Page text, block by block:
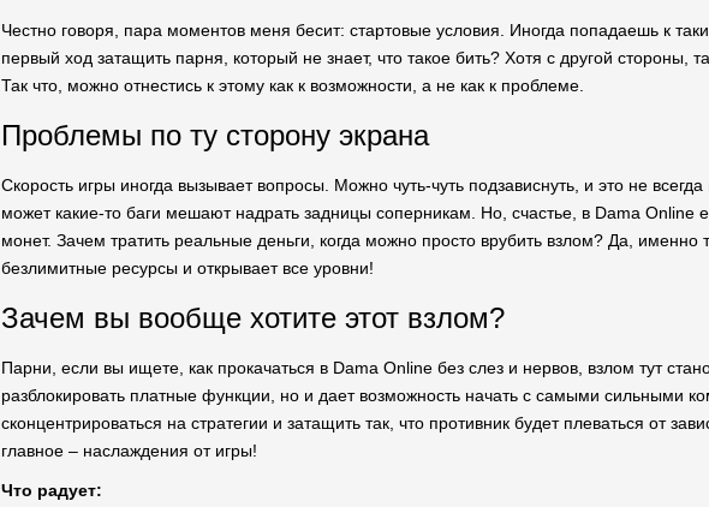
Честно говоря, пара моментов меня бесит: стартовые условия. Иногда попадаешь к
первый ход затащить парня, который не знает, что такое бить? Хотя с другой стороны,
Так что, можно отнестись к этому как к возможности, а не как к проблеме.
Проблемы по ту сторону экрана
Скорость игры иногда вызывает вопросы. Можно чуть-чуть подзависнуть, и это не
может какие-то баги мешают надрать задницы соперникам. Но, счастье, в Dama Online
монет. Зачем тратить реальные деньги, когда можно просто врубить взлом? Да,
безлимитные ресурсы и открывает все уровни!
Зачем вы вообще хотите этот взлом?
Парни, если вы ищете, как прокачаться в Dama Online без слез и нервов, взлом тут
разблокировать платные функции, но и дает возможность начать с самыми сильными
сконцентрироваться на стратегии и затащить так, что противник будет плеваться от
главное – наслаждения от игры!
Что радует: